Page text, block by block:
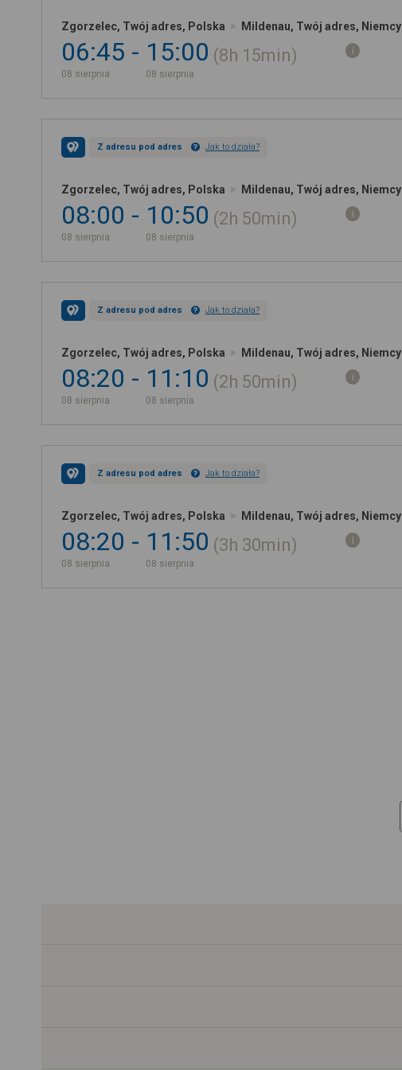
Zgorzelec, Twój adres, Polska Mildenau, Twój adres, Niemcy
06:45
08 sierpnia
15:00
08 sierpnia
8h 15min
Z adresu pod adres Jak to działa?
Zgorzelec, Twój adres, Polska Mildenau, Twój adres, Niemcy
08:00
08 sierpnia
10:50
08 sierpnia
2h 50min
Z adresu pod adres Jak to działa?
Zgorzelec, Twój adres, Polska Mildenau, Twój adres, Niemcy
08:20
08 sierpnia
11:10
08 sierpnia
2h 50min
Z adresu pod adres Jak to działa?
Zgorzelec, Twój adres, Polska Mildenau, Twój adres, Niemcy
08:20
08 sierpnia
11:50
08 sierpnia
3h 30min